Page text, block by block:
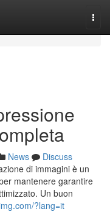
News
Discuss
di immagini è un
mantenere garantire
Un buon
?lang=it